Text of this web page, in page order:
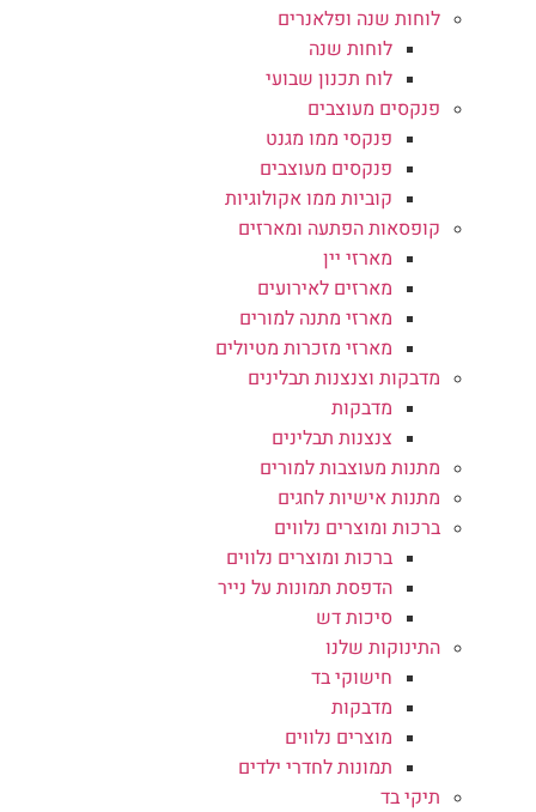
לוחות שנה ופלאנרים
לוחות שנה
לוח תכנון שבועי
פנקסים מעוצבים
פנקסי ממו מגנט
פנקסים מעוצבים
קוביות ממו אקולוגיות
קופסאות הפתעה ומארזים
מארזי יין
מארזים לאירועים
מארזי מתנה למורים
מארזי מזכרות מטיולים
מדבקות וצנצנות תבלינים
מדבקות
צנצנות תבלינים
מתנות מעוצבות למורים
מתנות אישיות לחגים
ברכות ומוצרים נלווים
ברכות ומוצרים נלווים
הדפסת תמונות על נייר
סיכות דש
התינוקות שלנו
חישוקי בד
מדבקות
מוצרים נלווים
תמונות לחדרי ילדים
תיקי בד